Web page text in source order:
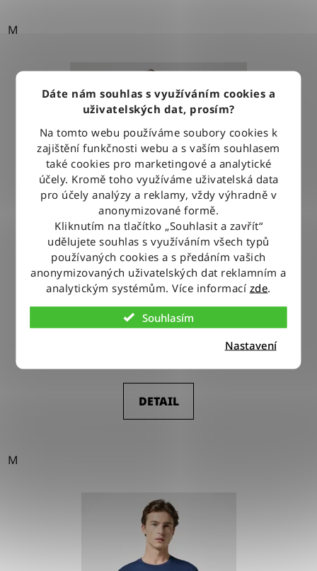
Dáte nám souhlas s využíváním cookies a
uživatelských dat, prosím?
Na tomto webu používáme soubory cookies k
zajištění funkčnosti webu a s vaším souhlasem
také cookies pro marketingové a analytické
účely. Kromě toho využíváme uživatelská data
pro účely analýzy a reklamy, vždy výhradně v
anonymizované formě.
Kliknutím na tlačítko „Souhlasit a zavřít“
udělujete souhlas s využíváním všech typů
používaných cookies a s předáním vašich
anonymizovaných uživatelských dat reklamním a
analytickým systémům. Více informací zde.
Souhlasím
Nastavení
M
Tričko Wrangler 2PACK TEE NAVY
DETAIL
M